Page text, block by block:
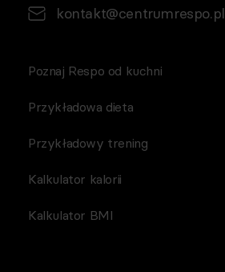
kontakt@centrumrespo.pl
Poznaj Respo od kuchni
Przykładowa dieta
Przykładowy trening
Kalkulator kalorii
Kalkulator BMI